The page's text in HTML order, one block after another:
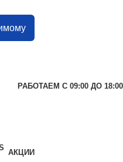
РАБОТАЕМ С 09:00 ДО 18:00
АКЦИИ